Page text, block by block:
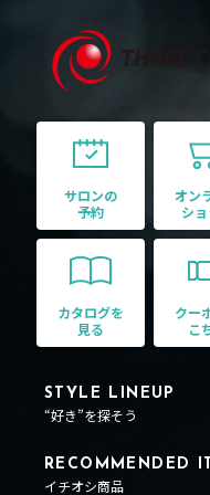
サロンの
予約
オン
シ
カタログを
見る
クー
こ
STYLE LINEUP
“好き”を探そう
RECOMMENDED
イチオシ商品